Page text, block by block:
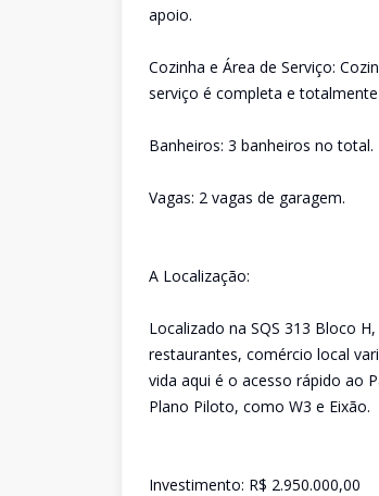
apoio.
Cozinha e Área de Serviço:
serviço é completa e
Banheiros: 3 banheiros no total.
Vagas: 2 vagas de garagem.
A Localização:
Localizado na SQS 313 Bloco
restaurantes, comércio local
vida aqui é o acesso rápido ao
Plano Piloto, como W3 e Eixão.
Investimento: R$ 2.950.000,00